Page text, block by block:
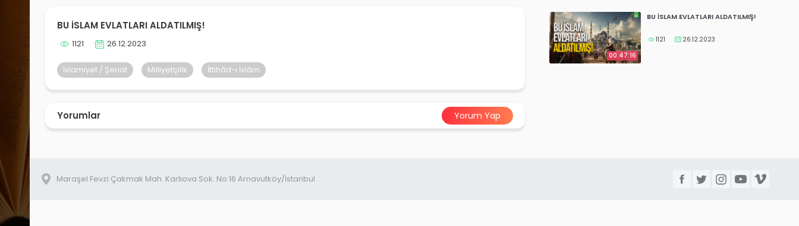
BU İSLAM EVLATLARI ALDATILMIŞ!
1121 26.12.2023
İslamiyet / Şeriat Milliyetçilik İttihâd-ı İslâm
Yorumlar Yorum Yap
00:47:16
BU İSLAM EVLATLARI ALDATILMIŞ!
1121 26.12.2023
Maraşel Fevzi Çakmak Mah. Karlıova Sok. No:16 Arnavutköy/İstanbul